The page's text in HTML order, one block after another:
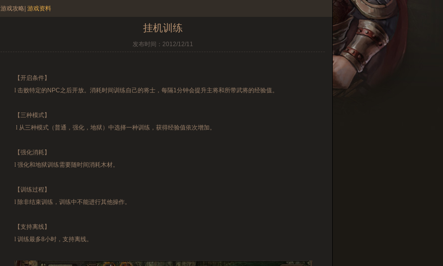
游戏攻略 游戏资料
挂机训练
发布时间：2012/12/11
【开启条件】
l 击败特定的NPC之后开放。消耗时间训练自己的将士，每隔1分钟会提升主将和所带武将的经验值。
【三种模式】
l 从三种模式（普通，强化，地狱）中选择一种训练，获得经验值依次增加。
【强化消耗】
l 强化和地狱训练需要随时间消耗木材。
【训练过程】
l 除非结束训练，训练中不能进行其他操作。
【支持离线】
l 训练最多8小时，支持离线。